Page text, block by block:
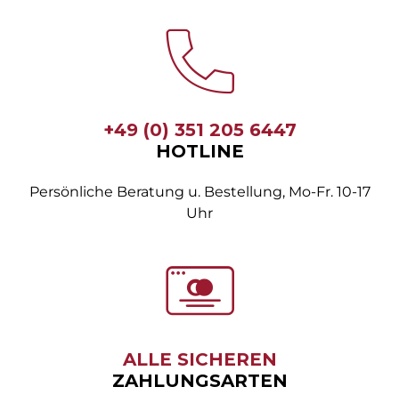
+49 (0) 351 205 6447
HOTLINE
Persönliche Beratung u. Bestellung, Mo-Fr. 10-17
Uhr
ALLE SICHEREN
ZAHLUNGSARTEN